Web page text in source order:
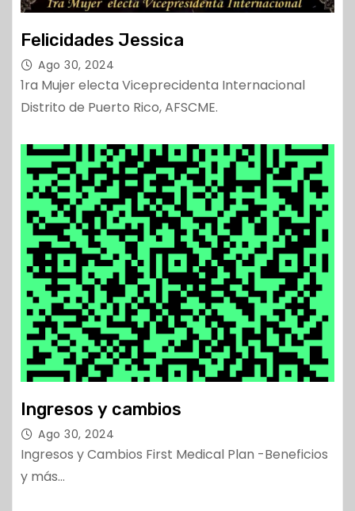
Felicidades Jessica
Ago 30, 2024
1ra Mujer electa Viceprecidenta Internacional
Distrito de Puerto Rico, AFSCME.
Ingresos y cambios
Ago 30, 2024
Ingresos y Cambios First Medical Plan -Beneficios
y más…